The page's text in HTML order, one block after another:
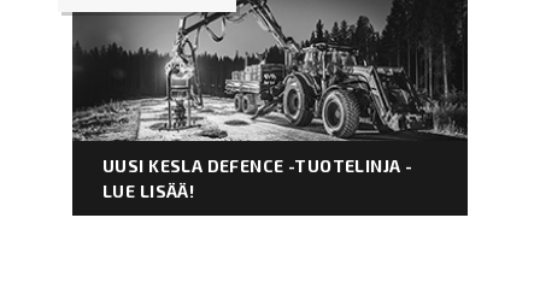
UUSI KESLA DEFENCE -TUOTELINJA -
LUE LISÄÄ!